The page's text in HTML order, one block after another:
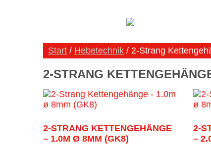
Start / Hebetechnik / 2-Strang
2-STRANG
2-STRANG KETTENGEHÄNGE
– 1.0M Ø 8MM (GK8)
2-
–